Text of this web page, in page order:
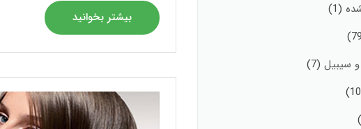
بیشتر بخوانید
(1)
سیبیل (7)